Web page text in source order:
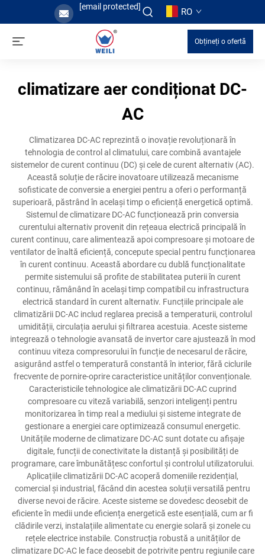
[email protected] RO
Obțineți o ofertă
climatizare aer condiționat DC-
AC
Climatizarea DC-AC reprezintă o inovație revoluționară în
tehnologia de control al climatului, care combină avantajele
sistemelor de curent continuu (DC) și cele de curent alternativ (AC).
Această soluție de răcire inovatoare utilizează mecanisme
sofisticate de conversie a energiei pentru a oferi o performanță
superioară, păstrând în același timp o eficiență energetică optimă.
Sistemul de climatizare DC-AC funcționează prin conversia
curentului alternativ provenit din rețeaua electrică principală în
curent continuu, care alimentează apoi compresoare și motoare de
ventilator de înaltă eficiență, concepute special pentru funcționarea
în curent continuu. Această abordare cu dublă funcționalitate
permite sistemului să profite de stabilitatea puterii în curent
continuu, rămânând în același timp compatibil cu infrastructura
electrică standard în curent alternativ. Funcțiile principale ale
climatizării DC-AC includ reglarea precisă a temperaturii, controlul
umidității, circulația aerului și filtrarea acestuia. Aceste sisteme
integrează o tehnologie avansată de invertor care ajustează în mod
continuu viteza compresorului în funcție de necesarul de răcire,
asigurând astfel o temperatură constantă în interior, fără ciclurile
frecvente de pornire-oprire caracteristice unităților convenționale.
Caracteristicile tehnologice ale climatizării DC-AC cuprind
compresoare cu viteză variabilă, senzori inteligenți pentru
monitorizarea în timp real a mediului și sisteme integrate de
gestionare a energiei care optimizează consumul energetic.
Unitățile moderne de climatizare DC-AC sunt dotate cu afișaje
digitale, funcții de conectivitate la distanță și posibilități de
programare, care îmbunătățesc confortul și controlul utilizatorului.
Aplicațiile climatizării DC-AC acoperă domeniile rezidențial,
comercial și industrial, făcând din acestea soluții versatilă pentru
diverse nevoi de răcire. Aceste sisteme se dovedesc deosebit de
eficiente în medii unde eficiența energetică este esențială, cum ar fi
clădirile verzi, instalațiile alimentate cu energie solară și zonele cu
rețele electrice instabile. Construcția robustă a unităților de
climatizare DC-AC le face deosebit de potrivite pentru regiunile care